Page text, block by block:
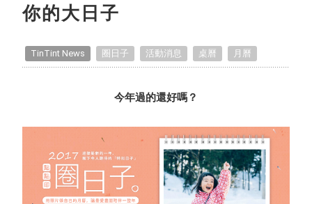
Handmade Classroom
TinTint Unboxing
How to Take Photos
Editing Tips
你的大日子
TinTint News 圈日子 活動消息 桌曆 月曆
今年過的還好嗎？